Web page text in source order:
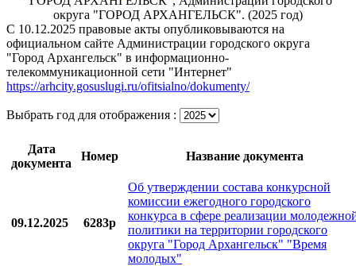
округа "ГОРОД АРХАНГЕЛЬСК". (2025 год)
С 10.12.2025 правовые акты опубликовываются на
официальном сайте Администрации городского округа
"Город Архангельск" в информационно-
телекоммуникационной сети "Интернет"
https://arhcity.gosuslugi.ru/ofitsialno/dokumenty/
Выбрать год для отображения :
Дата
документа
Номер Название документа
09.12.2025 6283р
Об утверждении состава конкурсной
комиссии ежегодного городского
конкурса в сфере реализации
политики на территории городского
округа "Город Архангельск" "Время
молодых"